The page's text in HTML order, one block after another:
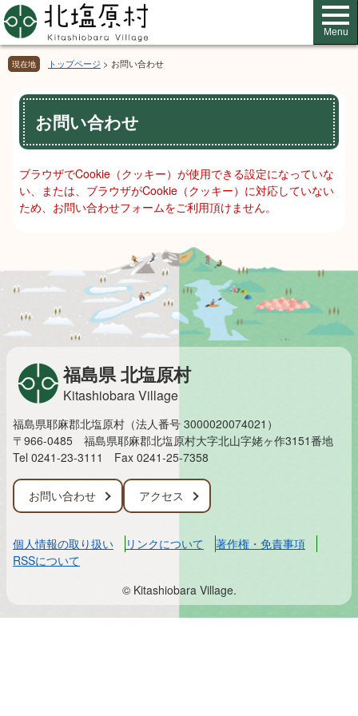
ペ
ー
ジ
の
先
メ
ニ
ュ
ー
を
Menu
現在地 トップページ > お問い合わせ
本
文
お問い合わせ
ブラウザでCookie（クッキー）が使用できる設定になっていな
い、または、ブラウザがCookie（クッキー）に対応していない
ため、お問い合わせフォームをご利用頂けません。
福島県 北塩原村
Kitashiobara Village
福島県耶麻郡北塩原村（法人番号 3000020074021）
〒966-0485 福島県耶麻郡北塩原村大字北山字姥ヶ作3151番地
Tel 0241-23-3111 Fax 0241-25-7358
お問い合わせ アクセス
個人情報の取り扱い リンクについて
著作権・免責事項
RSSについて
© Kitashiobara Village.